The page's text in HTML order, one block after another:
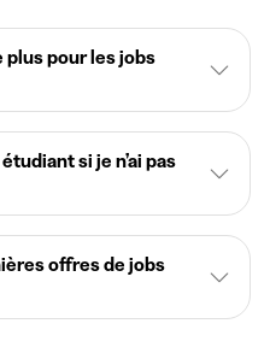
pour les jobs
si je n’ai pas
offres de jobs